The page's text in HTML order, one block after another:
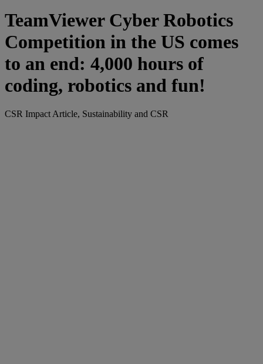
TeamViewer Cyber Robotics
Competition in the US comes
to an end: 4,000 hours of
coding, robotics and fun!
CSR Impact Article, Sustainability and CSR